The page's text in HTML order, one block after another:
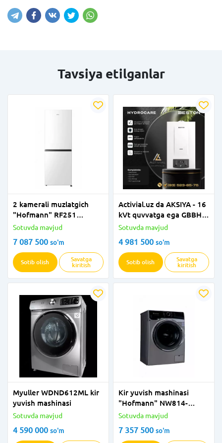
Tavsiya etilganlar
2 kamerali muzlatgich
"Hofmann" RF251
CDVW/HF (Oq)
Sotuvda mavjud
7 087 500 so'm
Sotib olish
Savatga
kiritish
Activial.uz da AKSIYA - 16
kVt quvvatga ega GBBHC-
16 MW ikki pallali qozon
Sotuvda mavjud
4 981 500 so'm
Sotib olish
Savatga
kiritish
Myuller WDND612ML kir
yuvish mashinasi
Sotuvda mavjud
4 590 000 so'm
Kir yuvish mashinasi
"Hofmann" NW814-
2TDDG/HF (kulrang) 8 kg
Sotuvda mavjud
7 357 500 so'm